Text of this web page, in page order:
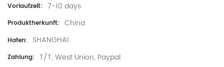
Vorlaufzeit: 7-10 days
Produktherkunft: China
Hafen: SHANGHAI
Zahlung: T/T, West Union, Paypal